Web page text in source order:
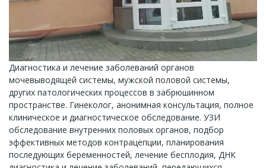
Диагностика и лечение заболеваний органов
мочевыводящей системы, мужской половой системы,
других патологических процессов в забрюшинном
пространстве. Гинеколог, анонимная консультация, полное
клиническое и диагностическое обследование. УЗИ
обследование внутренних половых органов, подбор
эффективных методов контрацепции, планирования
последующих беременностей, лечение бесплодия, ДНК